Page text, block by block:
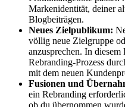
Markenidentität, deiner
Blogbeiträgen.
Neues Zielpublikum:
völlig neue Zielgruppe
anzusprechen. In
Rebranding-Prozess
mit dem neuen
Fusionen und
ein Rebranding
ob du übernommen